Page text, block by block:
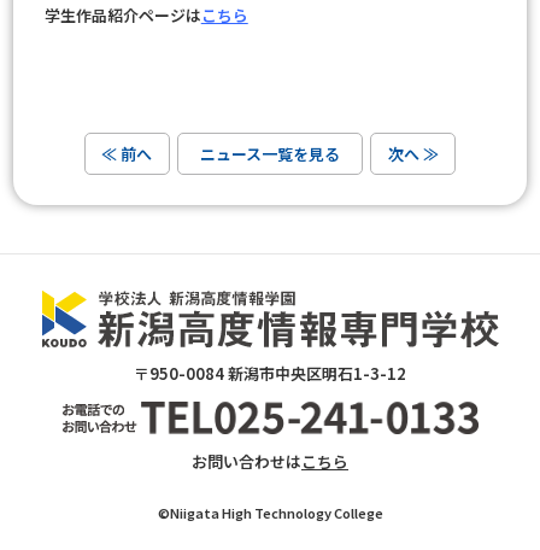
学生作品紹介ページはこちら
≪ 前へ ニュース一覧を見る 次へ ≫
〒950-0084 新潟市中央区明石1-3-12
お問い合わせはこちら
©Niigata High Technology College